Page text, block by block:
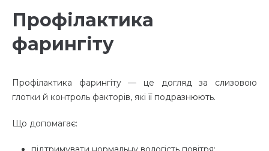
Профілактика
фарингіту
Профілактика фарингіту — це догляд за слизовою
глотки й контроль факторів, які її подразнюють.
Що допомагає: